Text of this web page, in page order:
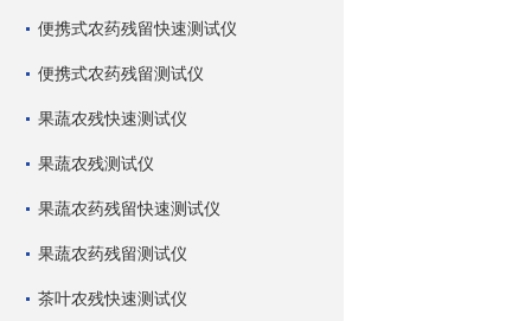
便携式农药残留快速测试仪
便携式农药残留测试仪
果蔬农残快速测试仪
果蔬农残测试仪
果蔬农药残留快速测试仪
果蔬农药残留测试仪
茶叶农残快速测试仪